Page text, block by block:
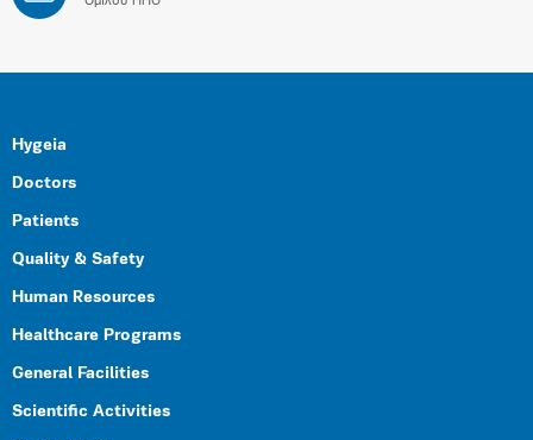
Hygeia
Doctors
Patients
Quality & Safety
Human Resources
Healthcare Programs
General Facilities
Scientific Activities